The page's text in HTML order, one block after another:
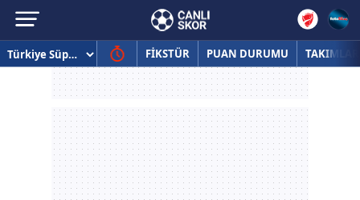
FİKSTÜR PUAN DURUMU TAKIMLAR